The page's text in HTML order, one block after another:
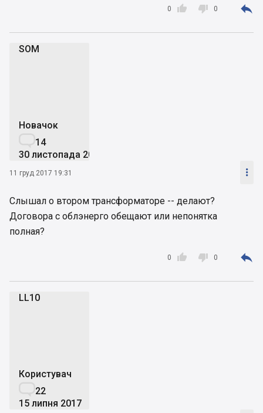

0  0 
SOM
Новачок
14
30 листопада 2007
11 груд 2017 19:31 
Слышал о втором трансформаторе -- делают?
Договора с облэнерго обещают или непонятка
полная?

0  0 
LL10
Користувач
22
15 липня 2017